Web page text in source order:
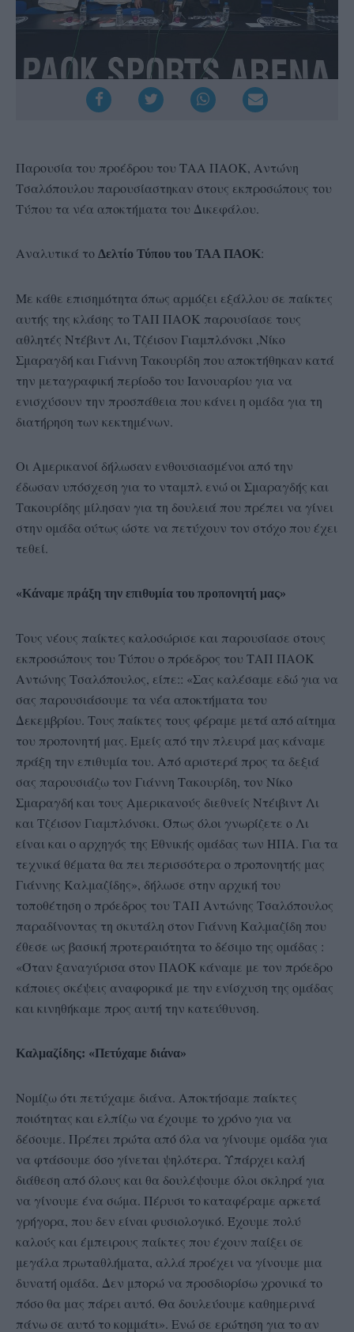
Παρουσία του προέδρου του ΤΑΑ ΠΑΟΚ, Αντώνη
Τσαλόπουλου παρουσίαστηκαν στους εκπροσώπους του
Τύπου τα νέα αποκτήματα του Δικεφάλου.
Αναλυτικά το Δελτίο Τύπου του ΤΑΑ ΠΑΟΚ:
Με κάθε επισημότητα όπως αρμόζει εξάλλου σε παίκτες
αυτής της κλάσης το ΤΑΠ ΠΑΟΚ παρουσίασε τους
αθλητές Ντέβιντ Λι, Τζέισον Γιαμπλόνσκι ,Νίκο
Σμαραγδή και Γιάννη Τακουρίδη που αποκτήθηκαν κατά
την μεταγραφική περίοδο του Ιανουαρίου για να
ενισχύσουν την προσπάθεια που κάνει η ομάδα για τη
διατήρηση των κεκτημένων.
Οι Αμερικανοί δήλωσαν ενθουσιασμένοι από την
έδωσαν υπόσχεση για το νταμπλ ενώ οι Σμαραγδής και
Τακουρίδης μίλησαν για τη δουλειά που πρέπει να γίνει
στην ομάδα ούτως ώστε να πετύχουν τον στόχο που έχει
τεθεί.
«Κάναμε πράξη την επιθυμία του προπονητή μας»
Τους νέους παίκτες καλοσώρισε και παρουσίασε στους
εκπροσώπους του Τύπου ο πρόεδρος του ΤΑΠ ΠΑΟΚ
Αντώνης Τσαλόπουλος, είπε:: «Σας καλέσαμε εδώ για να
σας παρουσιάσουμε τα νέα αποκτήματα του
Δεκεμβρίου. Τους παίκτες τους φέραμε μετά από αίτημα
του προπονητή μας. Εμείς από την πλευρά μας κάναμε
πράξη την επιθυμία του. Από αριστερά προς τα δεξιά
σας παρουσιάζω τον Γιάννη Τακουρίδη, τον Νίκο
Σμαραγδή και τους Αμερικανούς διεθνείς Ντέιβιντ Λι
και Τζέισον Γιαμπλόνσκι. Όπως όλοι γνωρίζετε ο Λι
είναι και ο αρχηγός της Εθνικής ομάδας των ΗΠΑ. Για τα
τεχνικά θέματα θα πει περισσότερα ο προπονητής μας
Γιάννης Καλμαζίδης», δήλωσε στην αρχική του
τοποθέτηση ο πρόεδρος του ΤΑΠ Αντώνης Τσαλόπουλος
παραδίνοντας τη σκυτάλη στον Γιάννη Καλμαζίδη που
έθεσε ως βασική προτεραιότητα το δέσιμο της ομάδας :
«Όταν ξαναγύρισα στον ΠΑΟΚ κάναμε με τον πρόεδρο
κάποιες σκέψεις αναφορικά με την ενίσχυση της ομάδας
και κινηθήκαμε προς αυτή την κατεύθυνση.
Καλμαζίδης: «Πετύχαμε διάνα»
Νομίζω ότι πετύχαμε διάνα. Αποκτήσαμε παίκτες
ποιότητας και ελπίζω να έχουμε το χρόνο για να
δέσουμε. Πρέπει πρώτα από όλα να γίνουμε ομάδα για
να φτάσουμε όσο γίνεται ψηλότερα. Υπάρχει καλή
διάθεση από όλους και θα δουλέψουμε όλοι σκληρά για
να γίνουμε ένα σώμα. Πέρυσι το καταφέραμε αρκετά
γρήγορα, που δεν είναι φυσιολογικό. Έχουμε πολύ
καλούς και έμπειρους παίκτες που έχουν παίξει σε
μεγάλα πρωταθλήματα, αλλά προέχει να γίνουμε μια
δυνατή ομάδα. Δεν μπορώ να προσδιορίσω χρονικά το
πόσο θα μας πάρει αυτό. Θα δουλεύουμε καθημερινά
πάνω σε αυτό το κομμάτι». Ενώ σε ερώτηση για το αν